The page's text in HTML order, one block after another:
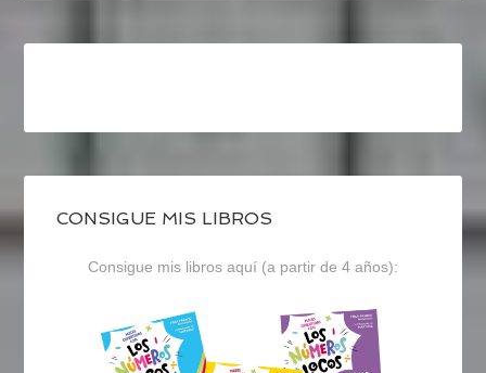
CONSIGUE MIS LIBROS
Consigue mis libros aquí (a partir de 4 años):